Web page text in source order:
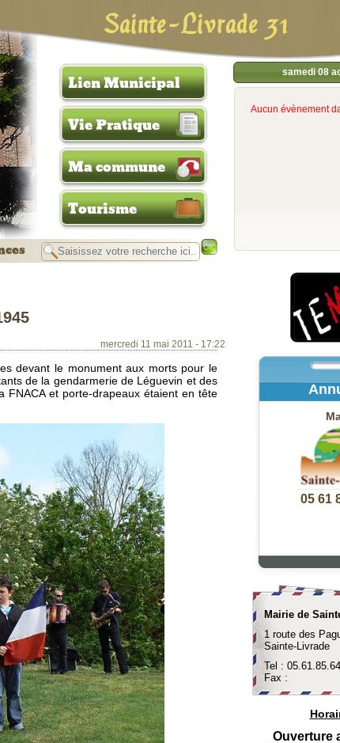
Sainte-Livrade 31
Lien Municipal
Vie Pratique
Ma commune
Tourisme
samedi 08
Aucun évènement
mercredi 11 mai 2011 - 17:22
devant le monument aux morts pour le
de la gendarmerie de Léguevin et des
FNACA et porte-drapeaux étaient en tête
05 61
Mairie de
1 route des
Sainte-Livrade
Tel :
Fax :
Ouverture